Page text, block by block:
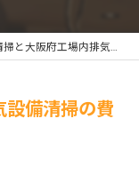
工場内排気設備清掃の費用対効果と選び方ガイド
設備清掃の費